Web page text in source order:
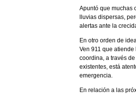
Apuntó que muchas
lluvias dispersas,
alertas ante la
En otro orden de
Ven 911 que
coordina, a través
existentes, está
emergencia.
En relación a las